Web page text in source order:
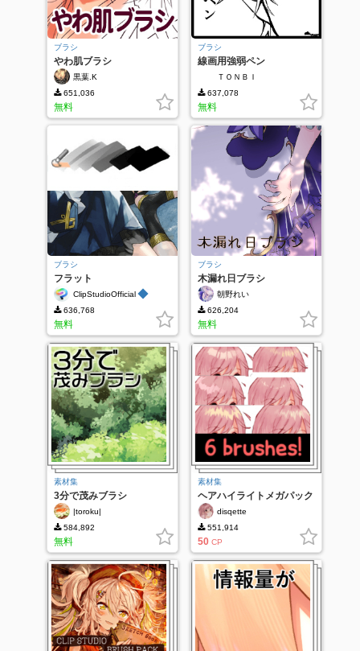
ブラシ
やわ肌ブラシ
黒葉.K
651,036
無料
ブラシ
線画用強弱ペン
ＴＯＮＢＩ
637,078
無料
ブラシ
フラット
ClipStudioOfficial ◆
636,768
無料
ブラシ
木漏れ日ブラシ
朝野れい
626,204
無料
素材集
3分で茂みブラシ
|toroku|
584,892
無料
素材集
ヘアハイライトメガパック
disqette
551,914
50 CP